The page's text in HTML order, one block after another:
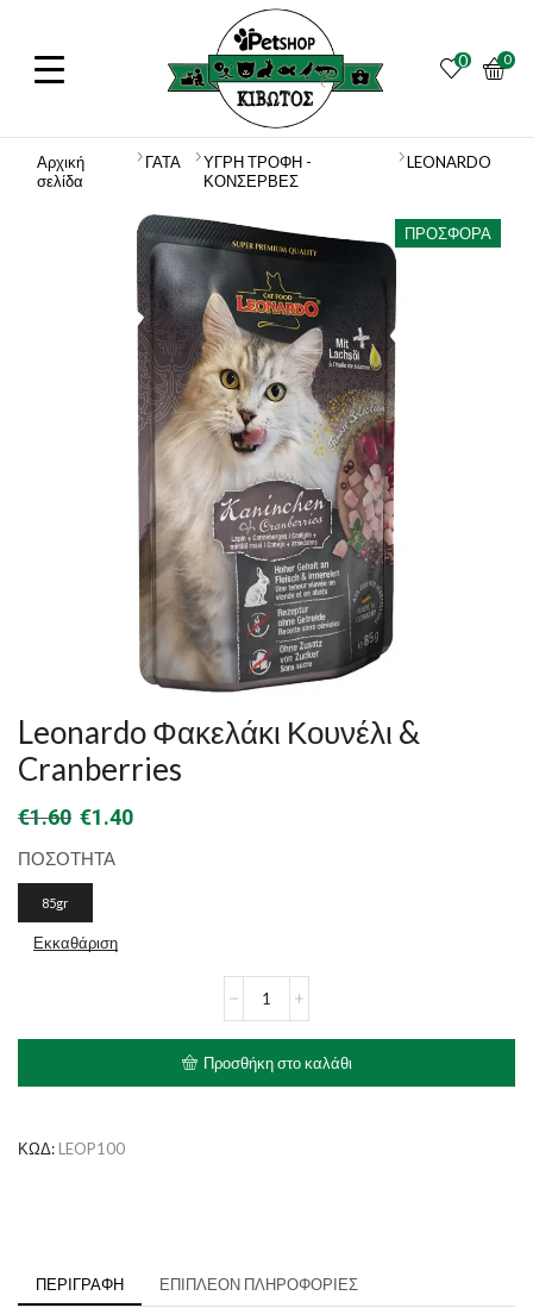
0 0
Αρχική
σελίδα
ΓΑΤΑ
ΥΓΡΗ ΤΡΟΦΗ -
ΚΟΝΣΕΡΒΕΣ
LEONARDO
ΠΡΟΣΦΟΡΆ
Leonardo Φακελάκι Κουνέλι &
Cranberries
€1.60 Original
price
was:
€1.60.
€1.40Η
ΠΟΣΟΤΗΤΑ
85gr
Εκκαθάριση
Φακελάκι
Cranberries
ποσότητα
Προσθήκη στο καλάθι
ΚΩΔ: LEOP100
ΠΕΡΙΓΡΑΦΉ ΕΠΙΠΛΈΟΝ ΠΛΗΡΟΦΟΡΊΕΣ